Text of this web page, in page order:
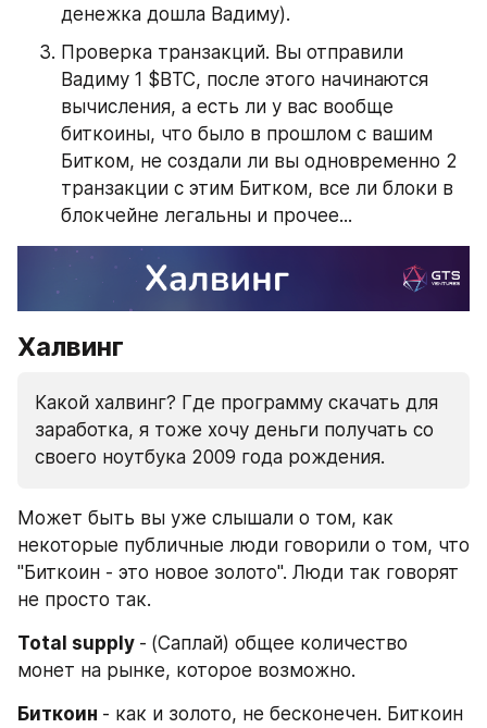
денежка дошла Вадиму).
Проверка транзакций. Вы отправили
Вадиму 1 $BTC, после этого начинаются
вычисления, а есть ли у вас вообще
биткоины, что было в прошлом с вашим
Битком, не создали ли вы одновременно 2
транзакции с этим Битком, все ли блоки в
блокчейне легальны и прочее...
Халвинг
Какой халвинг? Где программу скачать для
заработка, я тоже хочу деньги получать со
своего ноутбука 2009 года рождения.
Может быть вы уже слышали о том, как
некоторые публичные люди говорили о том, что
"Биткоин - это новое золото". Люди так говорят
не просто так.
Total supply - (Саплай) общее количество
монет на рынке, которое возможно.
Биткоин - как и золото, не бесконечен. Биткоин